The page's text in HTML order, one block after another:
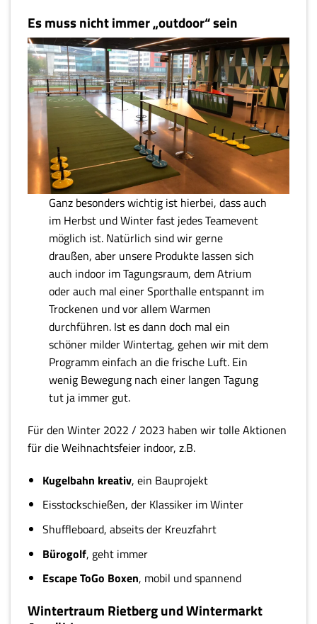
Es muss nicht immer „outdoor“ sein
Ganz besonders wichtig ist hierbei, dass auch
im Herbst und Winter fast jedes Teamevent
möglich ist. Natürlich sind wir gerne
draußen, aber unsere Produkte lassen sich
auch indoor im Tagungsraum, dem Atrium
oder auch mal einer Sporthalle entspannt im
Trockenen und vor allem Warmen
durchführen. Ist es dann doch mal ein
schöner milder Wintertag, gehen wir mit dem
Programm einfach an die frische Luft. Ein
wenig Bewegung nach einer langen Tagung
tut ja immer gut.
Für den Winter 2022 / 2023 haben wir tolle Aktionen
für die Weihnachtsfeier indoor, z.B.
Kugelbahn kreativ, ein Bauprojekt
Eisstockschießen, der Klassiker im Winter
Shuffleboard, abseits der Kreuzfahrt
Bürogolf, geht immer
Escape ToGo Boxen, mobil und spannend
Wintertraum Rietberg und Wintermarkt